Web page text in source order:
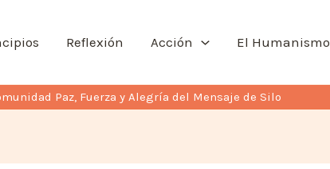
Reflexión Acción El Humanismo
Paz, Fuerza y Alegría del Mensaje de Silo